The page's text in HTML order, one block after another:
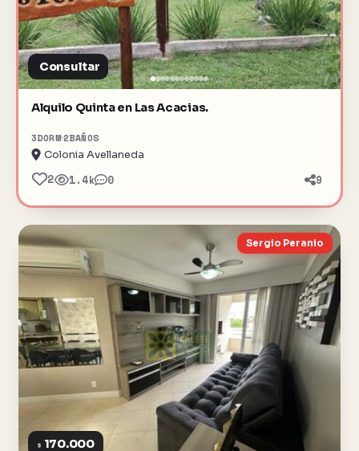
Consultar
Alquilo Quinta en Las Acacias.
3DORM2BAÑOS
Colonia Avellaneda
2 1.4k 0 9
Sergio Peranio
$ 170.000